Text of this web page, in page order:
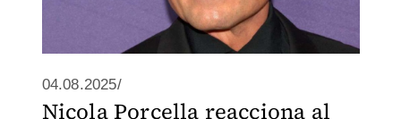
04.08.2025/
Nicola Porcella reacciona al